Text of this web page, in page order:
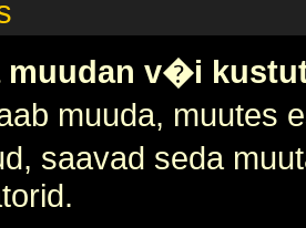
muudan v�i
muuda, muutes
saavad seda